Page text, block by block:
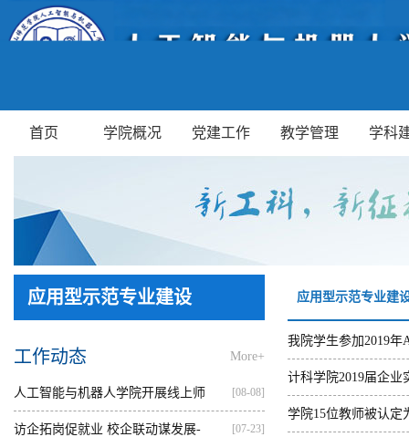
首页 学院概况 党建工作 教学管理 学科
应用型示范专业建设
工作动态 More+
人工智能与机器人学院开展线上师
资培训
[08-08]
访企拓岗促就业 校企联动谋发展- [07-23]
应用型示范专业建
我院学生参加2019年
计科学院2019届企
学院15位教师被认定